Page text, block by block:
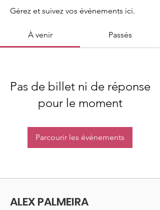
Gérez et suivez vos événements ici.
À venir Passés
Pas de billet ni de réponse
pour le moment
Parcourir les événements
ALEX PALMEIRA